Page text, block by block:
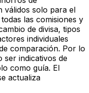
válidos solo para el
las comisiones y
de divisa, tipos
individuales
comparación. Por lo
ser indicativos de
como guía. El
actualiza